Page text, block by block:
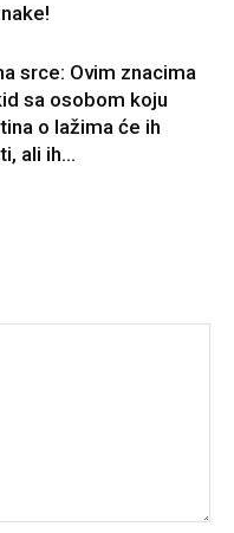
srce: Ovim znacima
sa osobom koju
o lažima će ih
ali ih...